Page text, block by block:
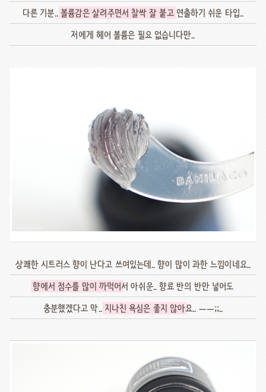
다른 기분..볼륨감은 살려주면서 찰싹 잘 붙고연출하기 쉬운 타입..
저에게 헤어 볼륨은 필요 없습니다만..
상쾌한 시트러스 향이 난다고 쓰여있는데.. 향이 많이 과한 느낌이네요..
향에서 점수를 많이 까먹어서 아쉬운.. 향료 반의 반만 넣어도
충분했겠다고 막.. 지나친 욕심은 좋지 않아요.. ㅡㅡ;;..